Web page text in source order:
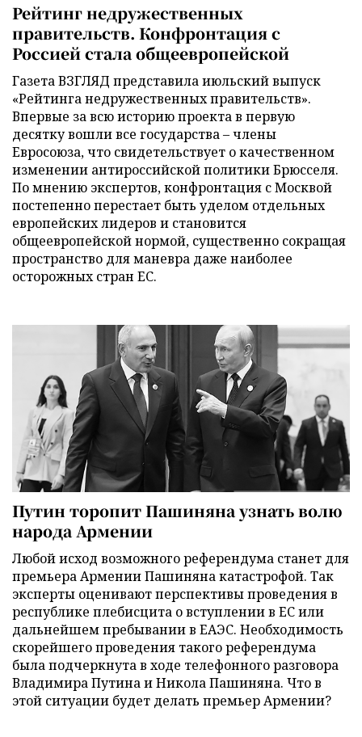
Рейтинг недружественных
правительств. Конфронтация с
Россией стала общеевропейской
Газета ВЗГЛЯД представила июльский выпуск
«Рейтинга недружественных правительств».
Впервые за всю историю проекта в первую
десятку вошли все государства – члены
Евросоюза, что свидетельствует о качественном
изменении антироссийской политики Брюсселя.
По мнению экспертов, конфронтация с Москвой
постепенно перестает быть уделом отдельных
европейских лидеров и становится
общеевропейской нормой, существенно сокращая
пространство для маневра даже наиболее
осторожных стран ЕС.
Путин торопит Пашиняна узнать волю
народа Армении
Любой исход возможного референдума станет для
премьера Армении Пашиняна катастрофой. Так
эксперты оценивают перспективы проведения в
республике плебисцита о вступлении в ЕС или
дальнейшем пребывании в ЕАЭС. Необходимость
скорейшего проведения такого референдума
была подчеркнута в ходе телефонного разговора
Владимира Путина и Никола Пашиняна. Что в
этой ситуации будет делать премьер Армении?